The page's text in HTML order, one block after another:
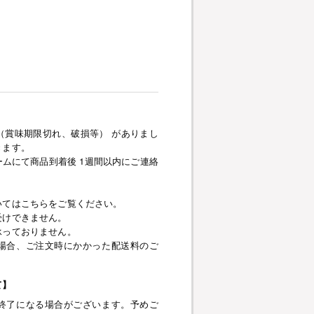
味期限切れ、破損等） がありまし
す。
にて商品到着後 1週間以内にご連絡
はこちらをご覧ください。
できません。
ておりません。
合、ご注文時にかかった配送料のご
了になる場合がございます。予めご